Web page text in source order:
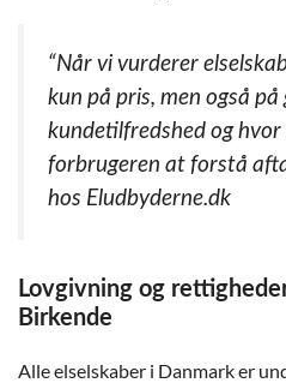
“Når vi vurderer
kun på pris, men også på
kundetilfredshed og
forbrugeren at forstå
hos Eludbyderne.dk
Lovgivning og
Birkende
Alle elselskaber i Danmark er